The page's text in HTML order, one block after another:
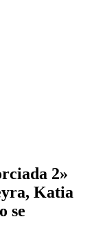
2»
Katia
se